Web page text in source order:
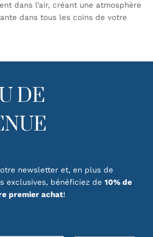
dans l’air, créant une atmosphère
dans tous les coins de votre
DE
newsletter et, en plus de
exclusives, bénéficiez de 10% de
premier achat!